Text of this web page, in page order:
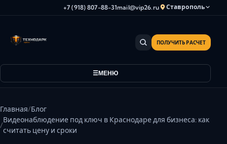
+7 (918) 807-88-31mail@vip26.ru Ставрополь
Анапа
Волгодонск
МЕНЮ
ПОЛУЧИТЬ РАСЧЕТ
Главная Блог
Видеонаблюдение под ключ в Краснодаре для бизнеса: как
считать цену и сроки